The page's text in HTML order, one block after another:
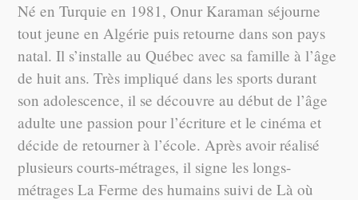
Né en Turquie en 1981, Onur Karaman séjourne
tout jeune en Algérie puis retourne dans son pays
natal. Il s’installe au Québec avec sa famille à l’âge
de huit ans. Très impliqué dans les sports durant
son adolescence, il se découvre au début de l’âge
adulte une passion pour l’écriture et le cinéma et
décide de retourner à l’école. Après avoir réalisé
plusieurs courts-métrages, il signe les longs-
métrages La Ferme des humains suivi de Là où